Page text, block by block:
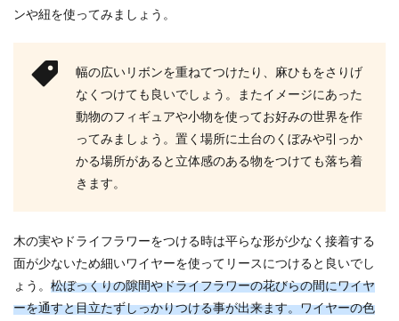
ンや紐を使ってみましょう。
幅の広いリボンを重ねてつけたり、麻ひもをさりげ
なくつけても良いでしょう。またイメージにあった
動物のフィギュアや小物を使ってお好みの世界を作
ってみましょう。置く場所に土台のくぼみや引っか
かる場所があると立体感のある物をつけても落ち着
きます。
木の実やドライフラワーをつける時は平らな形が少なく接着する
面が少ないため細いワイヤーを使ってリースにつけると良いでし
ょう。 松ぼっくりの隙間やドライフラワーの花びらの間にワイヤ
ーを通すと目立たずしっかりつける事が出来ます。ワイヤーの色